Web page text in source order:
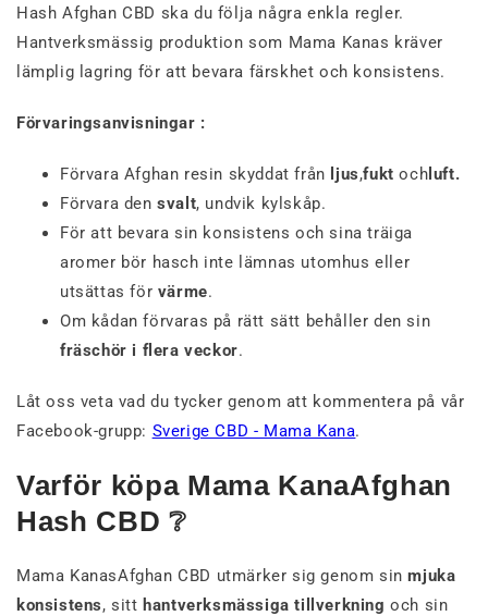
Hash Afghan CBD ska du följa några enkla regler.
Hantverksmässig produktion som Mama Kanas kräver
lämplig lagring för att bevara färskhet och konsistens.
Förvaringsanvisningar :
Förvara Afghan resin skyddat från ljus,fukt och luft.
Förvara densvalt, undvik kylskåp.
För att bevara sin konsistens och sina träiga
aromer bör hasch inte lämnas utomhus eller
utsättas för värme.
Om kådan förvaras på rätt sätt behåller den sin
fräschör i flera veckor.
Låt oss veta vad du tycker genom att kommentera på vår
Facebook-grupp: Sverige CBD - Mama Kana.
Varför köpa Mama KanaAfghan
Hash CBD ❔
Mama KanasAfghan CBD utmärker sig genom sinmjuka
konsistens, sitt hantverksmässiga tillverkning och sin